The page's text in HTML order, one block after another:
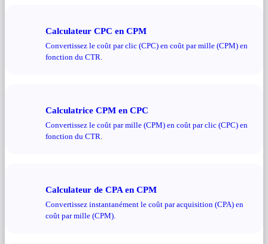
Calculateur CPC en CPM
Convertissez le coût par clic (CPC) en coût par mille (CPM) en
fonction du CTR.
Calculatrice CPM en CPC
Convertissez le coût par mille (CPM) en coût par clic (CPC) en
fonction du CTR.
Calculateur de CPA en CPM
Convertissez instantanément le coût par acquisition (CPA) en
coût par mille (CPM).